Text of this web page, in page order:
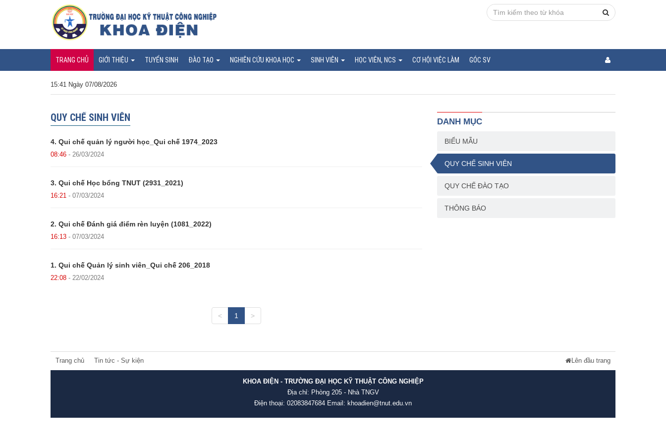
TRANG CHỦ GIỚI THIỆU TUYỂN SINH ĐÀO TẠO NGHIÊN CỨU KHOA HỌC SINH VIÊN HỌC VIÊN, NCS CƠ HỘI VIỆC LÀM GÓC SV
15:41 Ngày 07/08/2026
QUY CHẾ SINH VIÊN
4. Qui chế quản lý người học_Qui chế 1974_2023
08:46 - 26/03/2024
3. Qui chế Học bổng TNUT (2931_2021)
16:21 - 07/03/2024
2. Qui chế Đánh giá điểm rèn luyện (1081_2022)
16:13 - 07/03/2024
1. Qui chế Quản lý sinh viên_Qui chế 206_2018
22:08 - 22/02/2024
< 1 >
DANH MỤC
BIỂU MẪU
QUY CHẾ SINH VIÊN
QUY CHẾ ĐÀO TẠO
THÔNG BÁO
Trang chủ Tin tức - Sự kiện Lên đầu trang
KHOA ĐIỆN - TRƯỜNG ĐẠI HỌC KỸ THUẬT CÔNG NGHIỆP
Địa chỉ: Phòng 205 - Nhà TNGV
Điện thoại: 02083847684 Email: khoadien@tnut.edu.vn